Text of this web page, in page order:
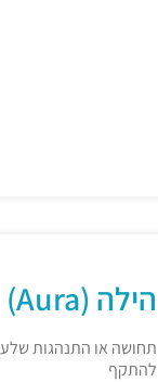
הילה (Aura)
תחושה או התנהגות
להתקף